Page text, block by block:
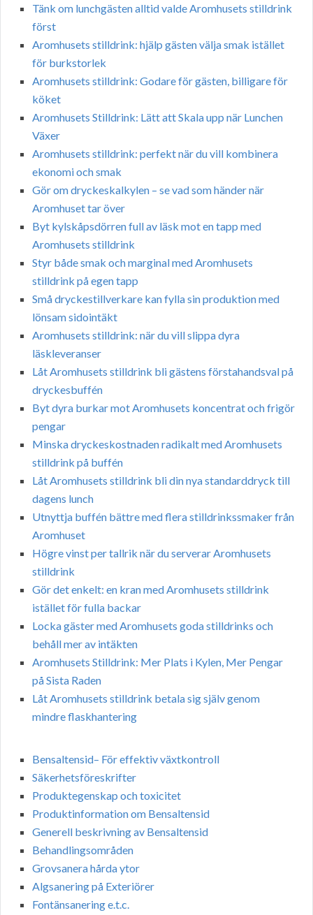
Tänk om lunchgästen alltid valde Aromhusets stilldrink
först
Aromhusets stilldrink: hjälp gästen välja smak istället
för burkstorlek
Aromhusets stilldrink: Godare för gästen, billigare för
köket
Aromhusets Stilldrink: Lätt att Skala upp när Lunchen
Växer
Aromhusets stilldrink: perfekt när du vill kombinera
ekonomi och smak
Gör om dryckeskalkylen – se vad som händer när
Aromhuset tar över
Byt kylskåpsdörren full av läsk mot en tapp med
Aromhusets stilldrink
Styr både smak och marginal med Aromhusets
stilldrink på egen tapp
Små dryckestillverkare kan fylla sin produktion med
lönsam sidointäkt
Aromhusets stilldrink: när du vill slippa dyra
läskleveranser
Låt Aromhusets stilldrink bli gästens förstahandsval på
dryckesbuffén
Byt dyra burkar mot Aromhusets koncentrat och frigör
pengar
Minska dryckeskostnaden radikalt med Aromhusets
stilldrink på buffén
Låt Aromhusets stilldrink bli din nya standarddryck till
dagens lunch
Utnyttja buffén bättre med flera stilldrinkssmaker från
Aromhuset
Högre vinst per tallrik när du serverar Aromhusets
stilldrink
Gör det enkelt: en kran med Aromhusets stilldrink
istället för fulla backar
Locka gäster med Aromhusets goda stilldrinks och
behåll mer av intäkten
Aromhusets Stilldrink: Mer Plats i Kylen, Mer Pengar
på Sista Raden
Låt Aromhusets stilldrink betala sig själv genom
mindre flaskhantering
Bensaltensid– För effektiv växtkontroll
Säkerhetsföreskrifter
Produktegenskap och toxicitet
Produktinformation om Bensaltensid
Generell beskrivning av Bensaltensid
Behandlingsområden
Grovsanera hårda ytor
Algsanering på Exteriörer
Fontänsanering e.t.c.